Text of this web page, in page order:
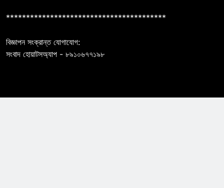
****************************************
বিজ্ঞাপন সংক্রান্ত যোগাযোগ:
সংবাদ হোয়াটসঅ্যাপ - ৮৯১০৬৭৭১৯৮